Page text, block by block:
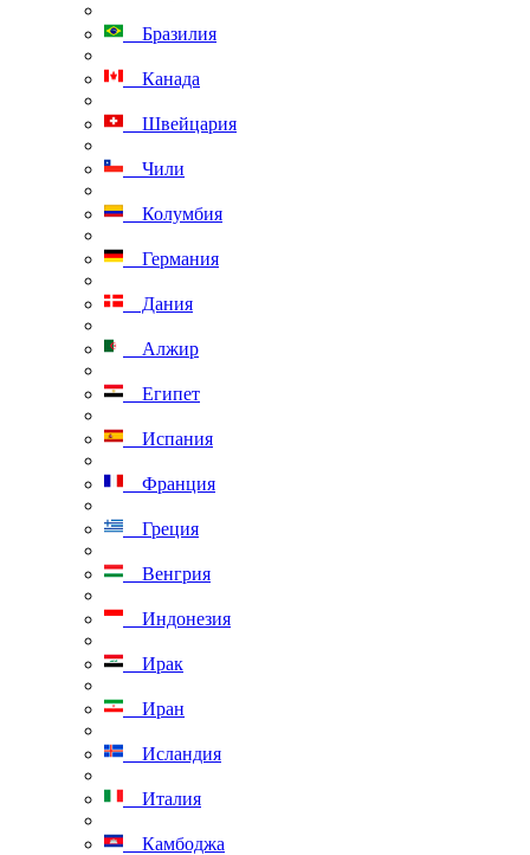
Бразилия
Канада
Швейцария
Чили
Колумбия
Германия
Дания
Алжир
Египет
Испания
Франция
Греция
Венгрия
Индонезия
Ирак
Иран
Исландия
Италия
Камбоджа